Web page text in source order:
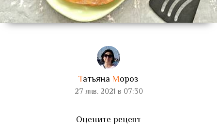
Татьяна Мороз
27 янв. 2021 в 07:30
Оцените рецепт